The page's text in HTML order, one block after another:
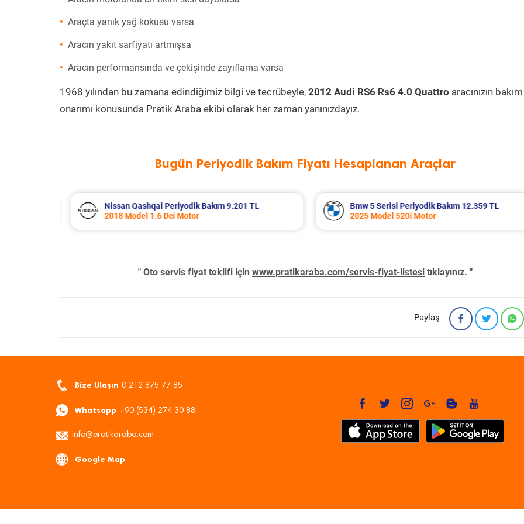
Araçta yanık yağ kokusu varsa
Aracın yakıt sarfiyatı artmışsa
Aracın performansında ve çekişinde zayıflama varsa
1968 yılından bu zamana edindiğimiz bilgi ve tecrübeyle, 2012 Audi RS6 Rs6 4.0 Quattro aracınızın
onarımı konusunda Pratik Araba ekibi olarak her zaman yanınızdayız.
Bugün Periyodik Bakım Fiyatı Hesaplanan Araçlar
Bmw 5 Serisi Periyodik Bakım 12.359 TL
2025 Model 520i Motor
Suzuki Vitara Periyodik Bakım 7.680 TL
2020 Model 1.4 BoosterJet Motor
" Oto servis fiyat teklifi için www.pratikaraba.com/servis-fiyat-listesi tıklayınız. "
Paylaş
Bize Ulaşın 0 212 875 77 85
Whatsapp +90 (534) 274 30 88
info@pratikaraba.com
Google Map